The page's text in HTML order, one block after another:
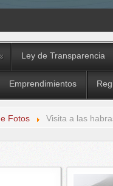
Ley de Transparencia
Emprendimientos
Fotos Visita a las